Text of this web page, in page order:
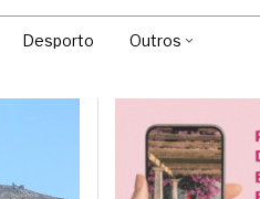
Desporto Outros